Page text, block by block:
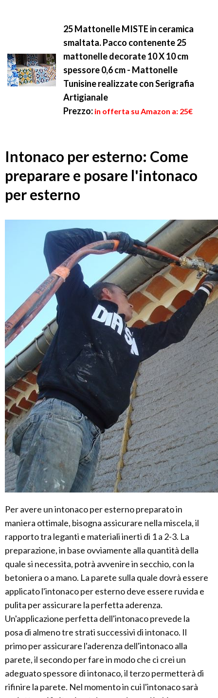
25 Mattonelle MISTE in ceramica
smaltata. Pacco contenente 25
mattonelle decorate 10 X 10 cm
spessore 0,6 cm - Mattonelle
Tunisine realizzate con Serigrafia
Artigianale
Prezzo: in offerta su Amazon a: 25€
Intonaco per esterno: Come
preparare e posare l'intonaco
per esterno
Per avere un intonaco per esterno preparato in
maniera ottimale, bisogna assicurare nella miscela, il
rapporto tra leganti e materiali inerti di 1 a 2-3. La
preparazione, in base ovviamente alla quantità della
quale si necessita, potrà avvenire in secchio, con la
betoniera o a mano. La parete sulla quale dovrà essere
applicato l'intonaco per esterno deve essere ruvida e
pulita per assicurare la perfetta aderenza.
Un'applicazione perfetta dell'intonaco prevede la
posa di almeno tre strati successivi di intonaco. Il
primo per assicurare l'aderenza dell'intonaco alla
parete, il secondo per fare in modo che ci crei un
adeguato spessore di intonaco, il terzo permetterà di
rifinire la parete. Nel momento in cui l'intonaco sarà